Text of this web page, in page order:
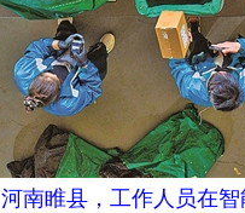
河南睢县，工作人员在